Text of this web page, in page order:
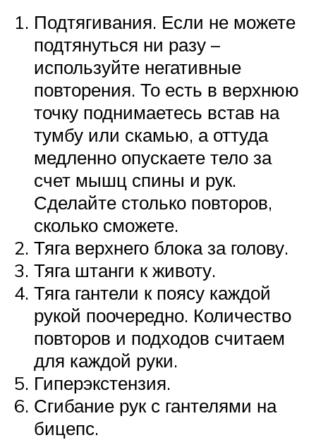
Подтягивания. Если не можете
подтянуться ни разу –
используйте негативные
повторения. То есть в верхнюю
точку поднимаетесь встав на
тумбу или скамью, а оттуда
медленно опускаете тело за
счет мышц спины и рук.
Сделайте столько повторов,
сколько сможете.
Тяга верхнего блока за голову.
Тяга штанги к животу.
Тяга гантели к поясу каждой
рукой поочередно. Количество
повторов и подходов считаем
для каждой руки.
Гиперэкстензия.
Сгибание рук с гантелями на
бицепс.